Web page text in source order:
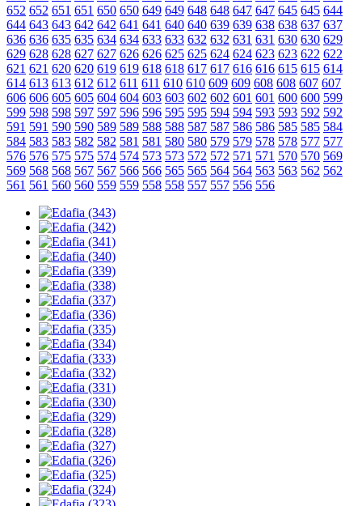
652 652 651 651 650 650 649 649 648 648 647 647 645 645 644
644 643 643 642 642 641 641 640 640 639 639 638 638 637 637
636 636 635 635 634 634 633 633 632 632 631 631 630 630 629
629 628 628 627 627 626 626 625 625 624 624 623 623 622 622
621 621 620 620 619 619 618 618 617 617 616 616 615 615 614
614 613 613 612 612 611 611 610 610 609 609 608 608 607 607
606 606 605 605 604 604 603 603 602 602 601 601 600 600 599
599 598 598 597 597 596 596 595 595 594 594 593 593 592 592
591 591 590 590 589 589 588 588 587 587 586 586 585 585 584
584 583 583 582 582 581 581 580 580 579 579 578 578 577 577
576 576 575 575 574 574 573 573 572 572 571 571 570 570 569
569 568 568 567 567 566 566 565 565 564 564 563 563 562 562
561 561 560 560 559 559 558 558 557 557 556 556